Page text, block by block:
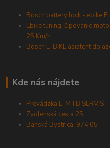
Bosch battery lock - ebike
Ebike tuning, čipovanie
25 Km/h
Bosch E-BIKE asistent
Kde nás nájdete
Prevádzka E-MTB SERVIS
Zvolenská cesta 25
Banská Bystrica, 974 05